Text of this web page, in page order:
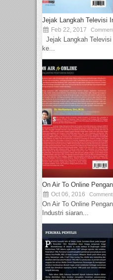
Jejak Langkah Televisi
Feb 22, 2017
Jejak Langkah Televisi
ke...
On Air To Online
Oct 06, 2016
On Air To Online
Industri siaran...